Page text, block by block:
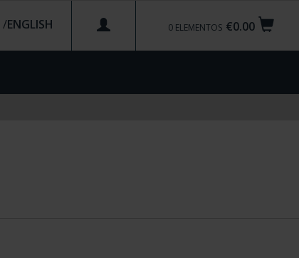
€0.00
0 ELEMENTOS
/